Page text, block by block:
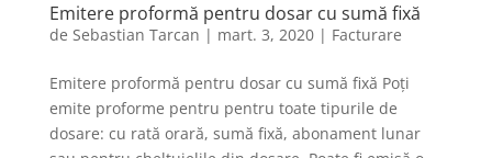
Emitere proformă pentru dosar cu sumă fixă
de Sebastian Tarcan | mart. 3, 2020| Facturare
Emitere proformă pentru dosar cu sumă fixă Poți
emite proforme pentru pentru toate tipurile de
dosare: cu rată orară, sumă fixă, abonament lunar